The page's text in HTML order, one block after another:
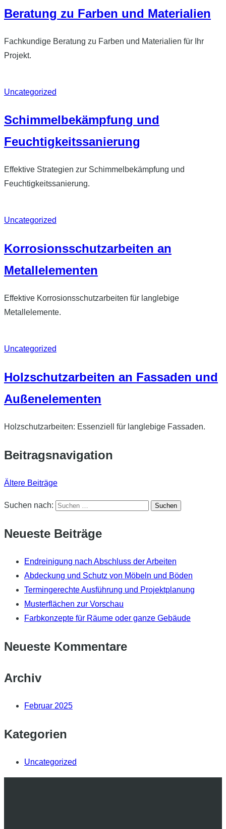
Beratung zu Farben und Materialien
Fachkundige Beratung zu Farben und Materialien für Ihr
Projekt.
Uncategorized
Schimmelbekämpfung und
Feuchtigkeitssanierung
Effektive Strategien zur Schimmelbekämpfung und
Feuchtigkeitssanierung.
Uncategorized
Korrosionsschutzarbeiten an
Metallelementen
Effektive Korrosionsschutzarbeiten für langlebige
Metallelemente.
Uncategorized
Holzschutzarbeiten an Fassaden und
Außenelementen
Holzschutzarbeiten: Essenziell für langlebige Fassaden.
Beitragsnavigation
Ältere Beiträge
Suchen nach:
Neueste Beiträge
Endreinigung nach Abschluss der Arbeiten
Abdeckung und Schutz von Möbeln und Böden
Termingerechte Ausführung und Projektplanung
Musterflächen zur Vorschau
Farbkonzepte für Räume oder ganze Gebäude
Neueste Kommentare
Archiv
Februar 2025
Kategorien
Uncategorized